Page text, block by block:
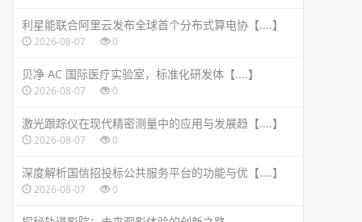
利星能联合阿里云发布全球首个分布式算电协【....】
2026-08-07 0
贝净 AC 国际医疗实验室，标准化研发体【....】
2026-08-07 0
激光跟踪仪在现代精密测量中的应用与发展趋【....】
2026-08-07 0
深度解析国信招投标公共服务平台的功能与优【....】
2026-08-07 0